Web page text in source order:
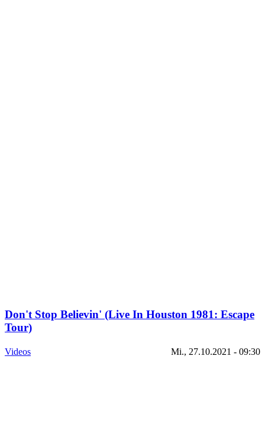
Don't Stop Believin' (Live In Houston 1981: Escape
Tour)
Videos Mi., 27.10.2021 - 09:30